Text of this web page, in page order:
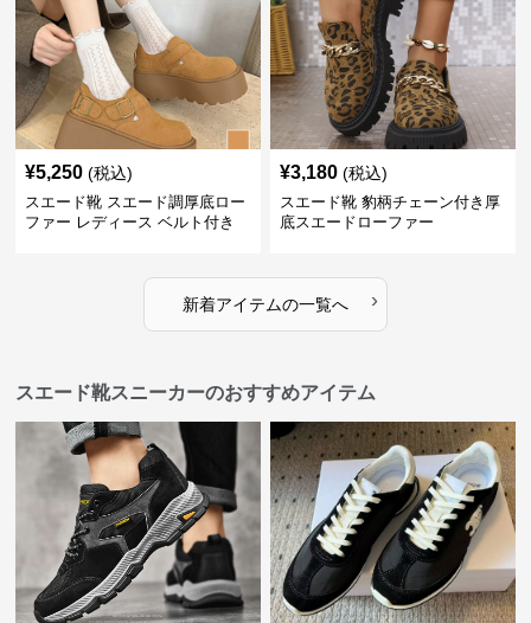
¥5,250 (税込)
スエード靴 スエード調厚底ロー
ファー レディース ベルト付き
¥3,180 (税込)
スエード靴 豹柄チェーン付き厚
底スエードローファー
新着アイテムの一覧へ ›
スエード靴スニーカーのおすすめアイテム